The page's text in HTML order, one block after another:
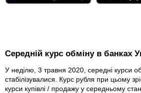
Середній курс обміну в банках
У неділю, 3 травня 2020, середні курси
стабілізувалися. Курс рубля при цьому
курси купівлі / продажу у середньому